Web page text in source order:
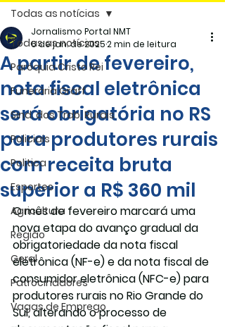
Todas as notícias
Paróquia Cristo Rei
Funerária Gräff
Sind. dos Trab. Rurais
Policiais
Politica
Esportes
Agricultura
Região
Geral
Patrocinadores
Vagas de Emprego
Todas as notícias
A partir de fevereiro,
nota fiscal eletrônica
será obrigatória no RS
para produtores rurais
com receita bruta
superior a R$ 360 mil
Jornalismo Portal NMT
6 de jan. de 20252 min de leitura
O mês de fevereiro marcará uma
nova etapa do avanço gradual da
obrigatoriedade da nota fiscal
eletrônica (NF-e) e da nota fiscal de
consumidor eletrônica (NFC-e) para
produtores rurais no Rio Grande do
Sul, alterando o processo de